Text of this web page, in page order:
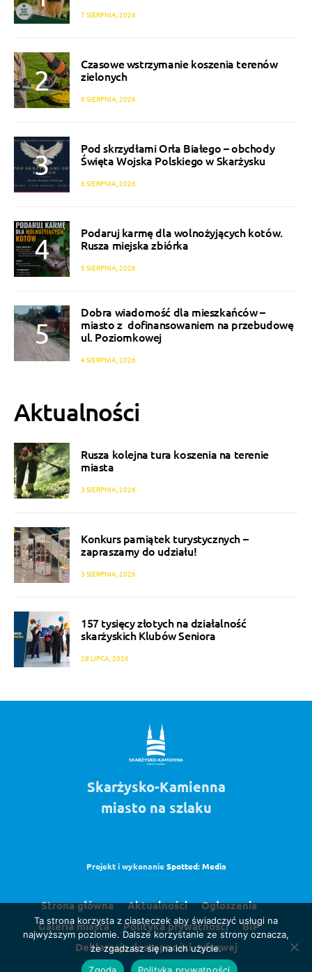
7 SIERPNIA, 2026
Czasowe wstrzymanie koszenia terenów
zielonych
6 SIERPNIA, 2026
Pod skrzydłami Orła Białego – obchody
Święta Wojska Polskiego w Skarżysku
6 SIERPNIA, 2026
Podaruj karmę dla wolnożyjących kotów.
Rusza miejska zbiórka
5 SIERPNIA, 2026
Dobra wiadomość dla mieszkańców –
miasto z dofinansowaniem na przebudowę
ul. Poziomkowej
4 SIERPNIA, 2026
Aktualności
Rusza kolejna tura koszenia na terenie
miasta
3 SIERPNIA, 2026
Konkurs pamiątek turystycznych –
zapraszamy do udziału!
3 SIERPNIA, 2026
157 tysięcy złotych na działalność
skarżyskich Klubów Seniora
28 LIPCA, 2026
Skarżysko-Kamienna
miasto na szlaku
Projekt i wykonanieSpotted: Media
Strona główna Aktualności
Ogłoszenia
Galeria miasta
Polityka prywatności
BIP
Deklaracja dostępności cyfrowej
Ta strona korzysta z ciasteczek aby świadczyć usługi na
najwyższym poziomie. Dalsze korzystanie ze strony oznacza,
że zgadzasz się na ich użycie.
Zgoda
Polityka prywatności